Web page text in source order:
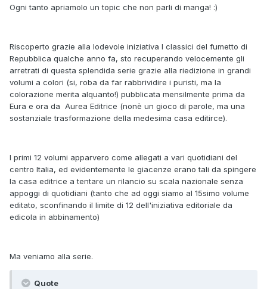
Ogni tanto apriamolo un topic che non parli di manga! :)
Riscoperto grazie alla lodevole iniziativa I classici del fumetto di
Repubblica qualche anno fa, sto recuperando velocemente gli
arretrati di questa splendida serie grazie alla riedizione in grandi
volumi a colori (si, roba da far rabbrividire i puristi, ma la
colorazione merita alquanto!) pubblicata mensilmente prima da
Eura e ora da Aurea Editrice (nonè un gioco di parole, ma una
sostanziale trasformazione della medesima casa editirce).
I primi 12 volumi apparvero come allegati a vari quotidiani del
centro Italia, ed evidentemente le giacenze erano tali da spingere
la casa editrice a tentare un rilancio su scala nazionale senza
appoggi di quotidiani (tanto che ad oggi siamo al 15simo volume
editato, sconfinando il limite di 12 dell'iniziativa editoriale da
edicola in abbinamento)
Ma veniamo alla serie.
Quote